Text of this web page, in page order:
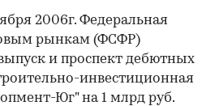
2006г. Федеральная
рынкам (ФСФР)
и проспект дебютных
инвестиционная
Юг" на 1 млрд руб.